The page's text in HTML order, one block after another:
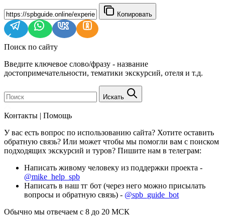
Копировать
Поиск по сайту
Введите ключевое слово/фразу - название
достопримечательности, тематики экскурсий, отеля и т.д.
Искать
Контакты | Помощь
У вас есть вопрос по использованию сайта? Хотите оставить
обратную связь? Или может чтобы мы помогли вам с поиском
подходящих экскурсий и туров? Пишите нам в телеграм:
Написать живому человеку из поддержки проекта -
@mike_help_spb
Написать в наш тг бот (через него можно присылать
вопросы и обратную связь) - @spb_guide_bot
Обычно мы отвечаем с 8 до 20 МСК